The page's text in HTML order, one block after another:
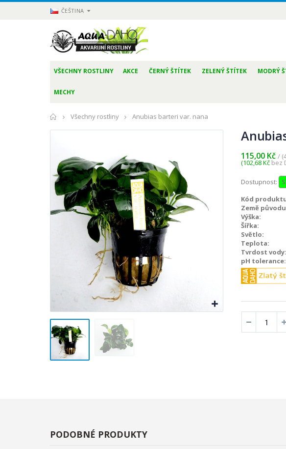
ČEŠTINA
VŠECHNY ROSTLINY AKCE ČERNÝ ŠTÍTEK ZELENÝ ŠTÍTEK MODRÝ
MECHY
Domů
Všechny rostliny Anubias barteri var. nana
115,00 Kč /
(102,68 Kč bez
Dostupnost:
Kód
Země
Výška:
Šířka:
Světlo:
Teplota:
Tvrdost vody:
pH tolerance:
PODOBNÉ PRODUKTY